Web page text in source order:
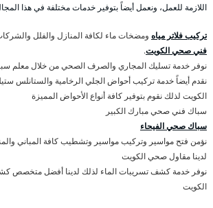
اللازمة للعمل، ونعمل أيضاً بتوفير خدمات مختلفة في هذا
تركيب فلاتر مياه ومضخات ماء لكافة المنازل والفلل
فني صحي الكويت.
نوفر خدمة تسليك المجاري والصرف الصحي من خلال معلم
نقدم أيضاً خدمة تركيب أحواض الجلي الرخامية والستانلس
الكويت لذلك نقوم بتوفير كافة أنواع الأحواض المميزة
سباك فني صحي مبارك الكبير
سباك صحي الفيحاء
نؤمن فتح مواسير وتركيب مواسير وتشطيب كافة المباني
لدينا مقاول صحي الكويت
نوفر خدمة كشف تسريبات الماء لذلك لدينا أفضل متخصص
الكويت